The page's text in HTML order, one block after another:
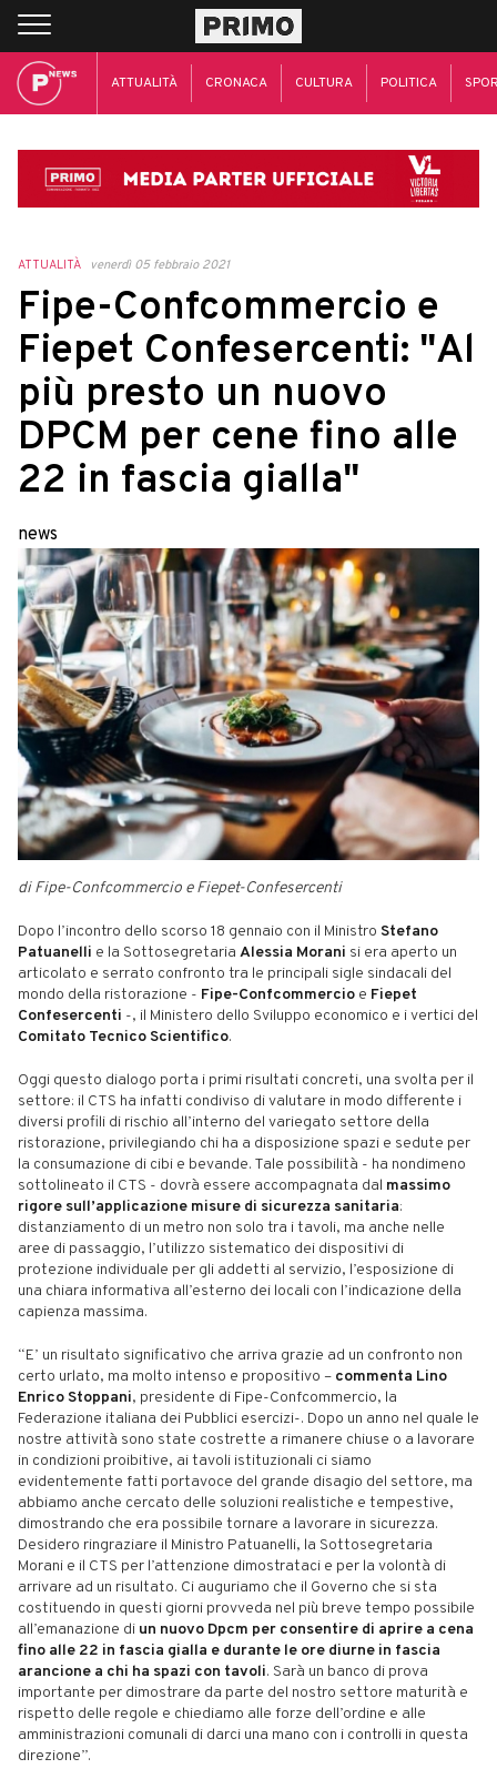
ATTUALITÀ CRONACA CULTURA POLITICA
ATTUALITÀ venerdì 05 febbraio 2021
Fipe-Confcommercio e
Fiepet Confesercenti: "Al
più presto un nuovo
DPCM per cene fino alle
22 in fascia gialla"
news
di Fipe-Confcommercio e Fiepet-Confesercenti
Dopo l’incontro dello scorso 18 gennaio con il Ministro Stefano
Patuanelli e la Sottosegretaria Alessia Morani si era aperto un
articolato e serrato confronto tra le principali sigle sindacali del
mondo della ristorazione - Fipe-Confcommercio e Fiepet
Confesercenti -, il Ministero dello Sviluppo economico e i vertici del
Comitato Tecnico Scientifico.
Oggi questo dialogo porta i primi risultati concreti, una svolta per il
settore: il CTS ha infatti condiviso di valutare in modo differente i
diversi profili di rischio all’interno del variegato settore della
ristorazione, privilegiando chi ha a disposizione spazi e sedute per
la consumazione di cibi e bevande. Tale possibilità - ha nondimeno
sottolineato il CTS - dovrà essere accompagnata dal massimo
rigore sull’applicazione misure di sicurezza sanitaria:
distanziamento di un metro non solo tra i tavoli, ma anche nelle
aree di passaggio, l’utilizzo sistematico dei dispositivi di
protezione individuale per gli addetti al servizio, l’esposizione di
una chiara informativa all’esterno dei locali con l’indicazione della
capienza massima.
“E’ un risultato significativo che arriva grazie ad un confronto non
certo urlato, ma molto intenso e propositivo – commenta Lino
Enrico Stoppani, presidente di Fipe-Confcommercio, la
Federazione italiana dei Pubblici esercizi-. Dopo un anno nel quale le
nostre attività sono state costrette a rimanere chiuse o a lavorare
in condizioni proibitive, ai tavoli istituzionali ci siamo
evidentemente fatti portavoce del grande disagio del settore, ma
abbiamo anche cercato delle soluzioni realistiche e tempestive,
dimostrando che era possibile tornare a lavorare in sicurezza.
Desidero ringraziare il Ministro Patuanelli, la Sottosegretaria
Morani e il CTS per l’attenzione dimostrataci e per la volontà di
arrivare ad un risultato. Ci auguriamo che il Governo che si sta
costituendo in questi giorni provveda nel più breve tempo possibile
all’emanazione di un nuovo Dpcm per consentire di aprire a cena
fino alle 22 in fascia gialla e durante le ore diurne in fascia
arancione a chi ha spazi con tavoli. Sarà un banco di prova
importante per dimostrare da parte del nostro settore maturità e
rispetto delle regole e chiediamo alle forze dell’ordine e alle
amministrazioni comunali di darci una mano con i controlli in questa
direzione”.